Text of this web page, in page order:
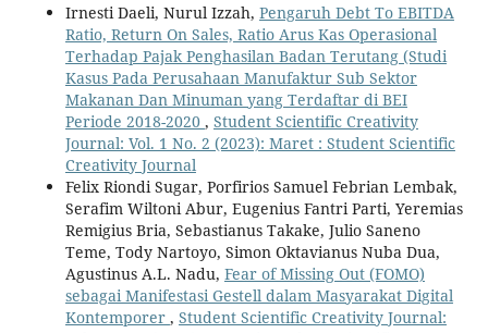
Irnesti Daeli, Nurul Izzah, Pengaruh Debt To EBITDA
Ratio, Return On Sales, Ratio Arus Kas Operasional
Terhadap Pajak Penghasilan Badan Terutang (Studi
Kasus Pada Perusahaan Manufaktur Sub Sektor
Makanan Dan Minuman yang Terdaftar di BEI
Periode 2018-2020 , Student Scientific Creativity
Journal: Vol. 1 No. 2 (2023): Maret : Student Scientific
Creativity Journal
Felix Riondi Sugar, Porfirios Samuel Febrian Lembak,
Serafim Wiltoni Abur, Eugenius Fantri Parti, Yeremias
Remigius Bria, Sebastianus Takake, Julio Saneno
Teme, Tody Nartoyo, Simon Oktavianus Nuba Dua,
Agustinus A.L. Nadu, Fear of Missing Out (FOMO)
sebagai Manifestasi Gestell dalam Masyarakat Digital
Kontemporer , Student Scientific Creativity Journal: